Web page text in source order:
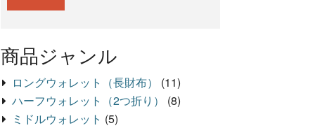
商品ジャンル
ロングウォレット（長財布）
(11)
ハーフウォレット（2つ折り）
(8)
ミドルウォレット (5)